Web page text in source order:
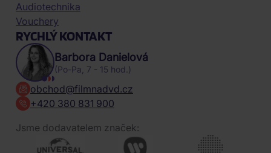
Audiotechnika
Vouchery
RYCHLÝ KONTAKT
Barbora Danielová
(Po-Pa, 7 - 15 hod.)
obchod@filmnadvd.cz
+420 380 831 900
Jsme dodavatelem značek: